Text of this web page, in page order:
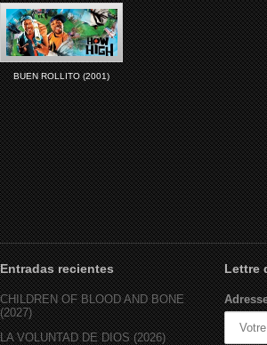
BUEN ROLLITO (2001)
Entradas recientes
CHILDREN OF BLOOD AND BONE
(2027)
LA VOLUNTAD DE DIOS (2026)
Lettre